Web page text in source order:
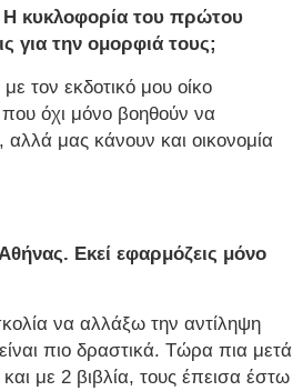
Η κυκλοφορία του πρώτου
για την ομορφιά τους;
τον εκδοτικό μου οίκο
όχι μόνο βοηθούν να
μας κάνουν και οικονομία
Εκεί εφαρμόζεις μόνο
να αλλάξω την αντίληψη
πιο δραστικά. Τώρα πια μετά
με 2 βιβλία, τους έπεισα έστω